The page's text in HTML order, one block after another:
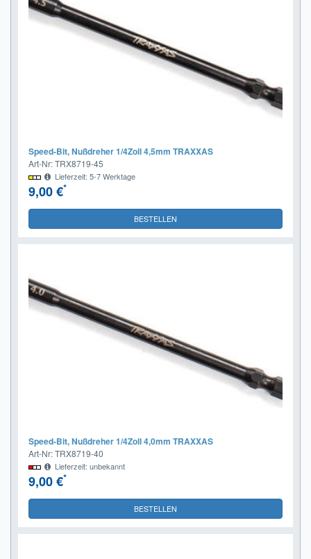
Speed-Bit, Nußdreher 1/4Zoll 4,5mm TRAXXAS
Art-Nr: TRX8719-45
Lieferzeit: 5-7 Werktage
9,00 €*
BESTELLEN
Speed-Bit, Nußdreher 1/4Zoll 4,0mm TRAXXAS
Art-Nr: TRX8719-40
Lieferzeit: unbekannt
9,00 €*
BESTELLEN